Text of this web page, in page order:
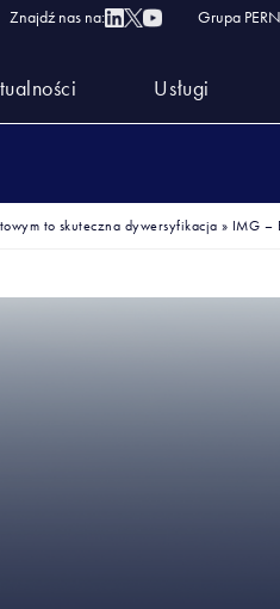
Znajdź nas na: Grupa PERN
Usługi
to skuteczna dywersyfikacja » IMG –